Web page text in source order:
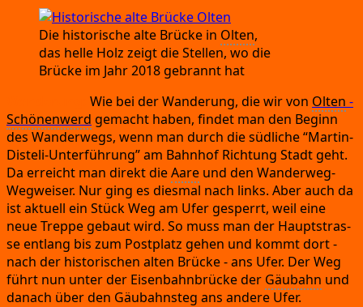
Die his­to­ri­sche alte Brü­cke in Olten,
das hel­le Holz zeigt die Stel­len, wo die
Brü­cke im Jahr 2018 gebrannt hat
Wie bei der Wan­de­rung, die wir von Olten -
Schö­nen­werd gemacht haben, fin­det man den Beginn
des Wan­der­wegs, wenn man durch die süd­li­che“Mar­tin-
Dis­te­li-Unter­füh­rung”am Bahn­hof Rich­tung Stadt geht.
Da erreicht man direkt dieAare und den Wan­der­weg-
Weg­wei­ser. Nur ging es dies­mal nach links. Aber auch da
ist aktu­ell ein Stück Weg am Ufer gesperrt, weil eine
neue Trep­pe gebaut wird. So muss man der Haupt­stras­
se ent­lang bis zum Post­platz gehen und kommt dort-
nach der his­to­ri­schen alten Brü­cke- ans Ufer. Der Weg
führt nun unter der Eisen­bahn­brü­cke der Gäu­bahn und
danach über den Gäu­bahn­steg ans ande­re Ufer.